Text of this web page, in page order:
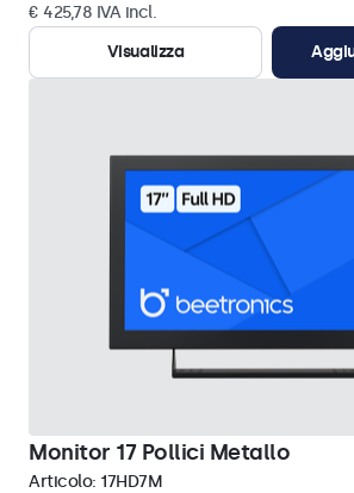
€ 425,78 IVA incl.
Visualizza
Monitor 17 Pollici Metallo
Articolo: 17HD7M